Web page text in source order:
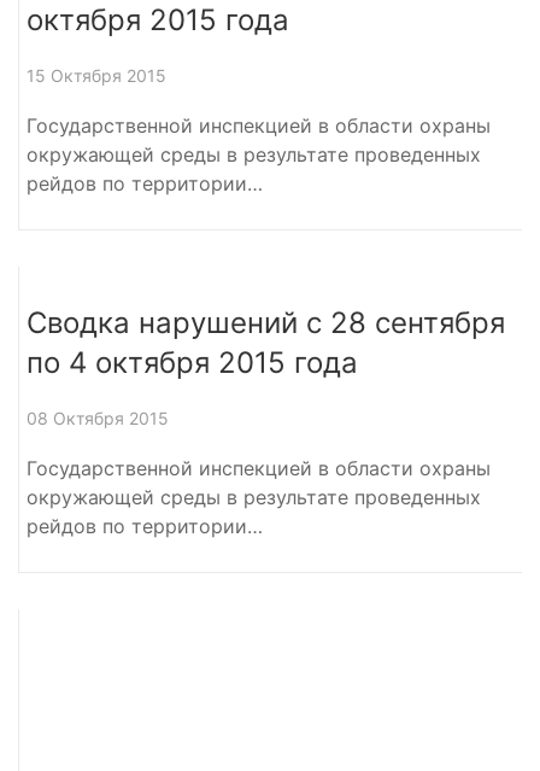
октября 2015 года
15 Октября 2015
Государственной инспекцией в области охраны
окружающей среды в результате проведенных
рейдов по территории…
Сводка нарушений с 28 сентября
по 4 октября 2015 года
08 Октября 2015
Государственной инспекцией в области охраны
окружающей среды в результате проведенных
рейдов по территории…